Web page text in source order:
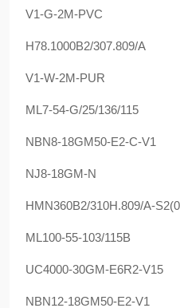
V1-G-2M-PVC
H78.1000B2/307.809/A
V1-W-2M-PUR
ML7-54-G/25/136/115
NBN8-18GM50-E2-C-V1
NJ8-18GM-N
HMN360B2/310H.809/A-
ML100-55-103/115B
UC4000-30GM-E6R2-V15
NBN12-18GM50-E2-V1